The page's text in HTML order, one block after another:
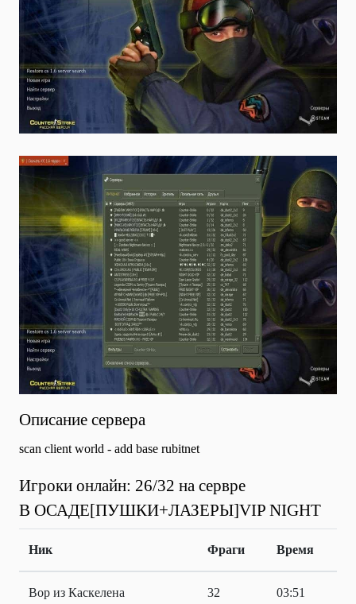
Описание сервера
scan client world - add base rubitnet
Игроки онлайн: 26/32 на сервре
В ОСАДЕ[ПУШКИ+ЛАЗЕРЫ]VIP NIGHT
Ник Фраги Время
Вор из Каскелена 32 03:51